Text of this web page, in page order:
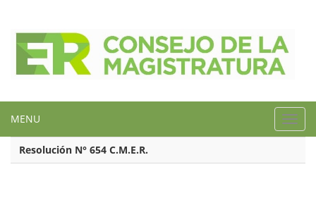
MENU
Resolución N° 654 C.M.E.R.